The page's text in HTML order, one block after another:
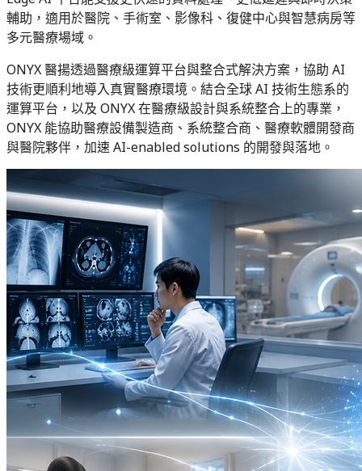
輔助，適用於醫院、手術室、影像科、復健中心與智慧病房等
多元醫療場域。
ONYX 醫揚透過醫療級運算平台與整合式解決方案，協助 AI
技術更順利地導入真實醫療環境。結合全球 AI 技術生態系的
運算平台，以及 ONYX 在醫療級設計與系統整合上的專業，
ONYX 能協助醫療設備製造商、系統整合商、醫療軟體開發商
與醫院夥伴，加速 AI-enabled solutions 的開發與落地。